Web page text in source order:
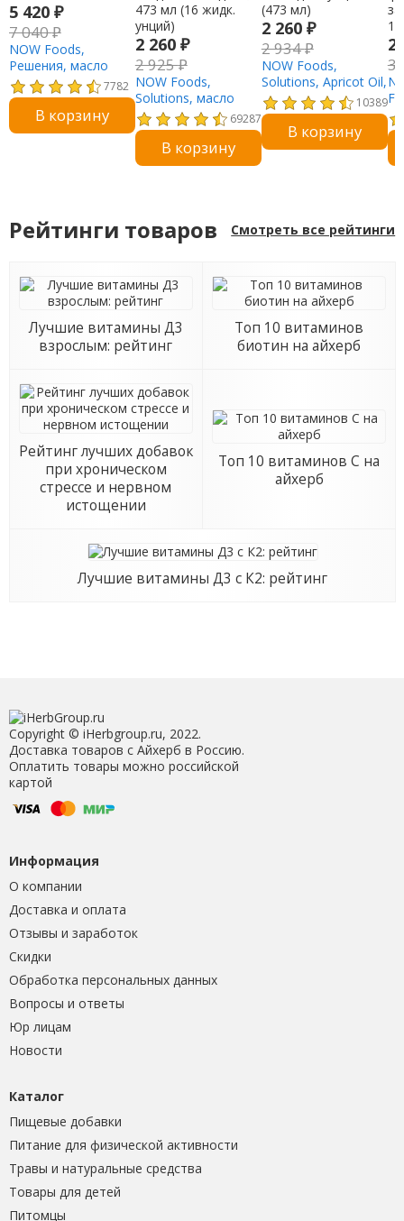
5 420 ₽
7 040₽
NOW Foods,
Решения, масло
жожоба, 473 мл7782
В корзину
2 260 ₽
2 925₽
NOW Foods,
Solutions, масло
сладкого миндаля,
473 мл (16 жидк.
унций)
69287
В корзину
2 260 ₽
2 934₽
NOW Foods,
Solutions, Apricot Oil,
16 жидких унций
(473 мл)
10389
В корзину
2
3
1
Рейтинги товаров Смотреть все рейтинги
Лучшие витамины Д3
взрослым: рейтинг
Топ 10 витаминов
биотин на айхерб
Рейтинг лучших добавок
при хроническом
стрессе и нервном
истощении
Топ 10 витаминов С на
айхерб
Лучшие витамины Д3 с К2: рейтинг
Copyright © iHerbgroup.ru, 2022.
Доставка товаров с Айхерб в Россию.
Оплатить товары можно российской
картой
Информация
О компании
Доставка и оплата
Отзывы и заработок
Скидки
Обработка персональных данных
Вопросы и ответы
Юр лицам
Новости
Каталог
Пищевые добавки
Питание для физической активности
Травы и натуральные средства
Товары для детей
Питомцы